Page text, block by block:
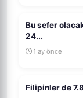
Bu sefer
24...
1 ay önce
Filipinler de